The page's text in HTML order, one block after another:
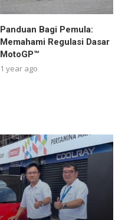
Panduan Bagi Pemula:
Memahami Regulasi Dasar
MotoGP™
1 year ago